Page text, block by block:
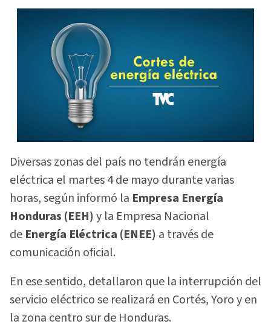
Diversas zonas del país no tendrán energía
eléctrica el martes 4 de mayo durante varias
horas, según informó la Empresa Energía
Honduras (EEH)y la Empresa Nacional
de Energía Eléctrica (ENEE) a través de
comunicación oficial.
En ese sentido, detallaron que la interrupción del
servicio eléctrico se realizará en Cortés, Yoro y en
la zona centro sur de Honduras.